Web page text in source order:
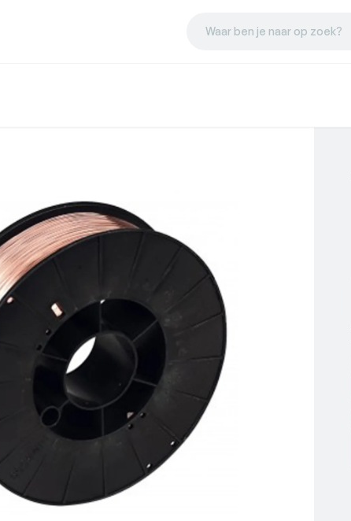
Waar ben je naar op zoek?